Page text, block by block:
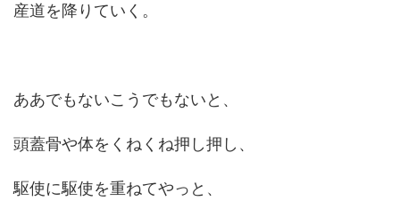
産道を降りていく。
ああでもないこうでもないと、
頭蓋骨や体をくねくね押し押し、
駆使に駆使を重ねてやっと、